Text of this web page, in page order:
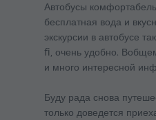
Автобусы
бесплатная вода и
экскурсии в автобусе
fi, очень удобно.
и много интересной
Буду рада снова
только доведется